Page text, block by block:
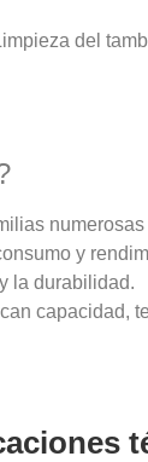
del
y
la durabilidad.
capacidad,